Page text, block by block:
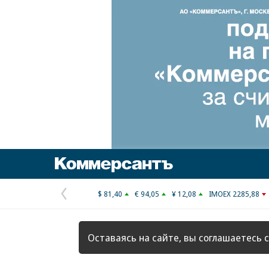
Предыдущая
страница
$ 81,40 € 94,05 ¥ 12,08 IMOEX 2285,88
Оставаясь на сайте, вы соглашаетесь с